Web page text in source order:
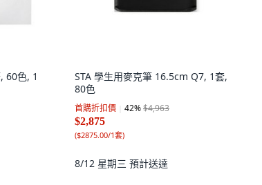
60色, 1
STA 學生用麥克筆 16.5cm Q7, 1套,
80色
首購折扣價 42%$4,963
$2,875
($2875.00/1套)
8/12 星期三 預計送達